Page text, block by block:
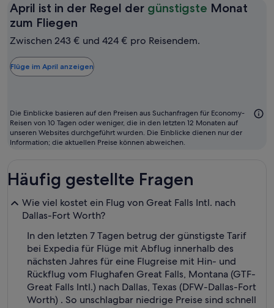
April ist in der Regel der günstigste Monat
zum Fliegen
ist
der
Regel
günstigste
Monat
zum
Zwischen 243 € und 424 € pro Reisendem.
Flüge im April anzeigen
Die Einblicke basieren auf den Preisen aus Suchanfragen für Economy-
Reisen von 10 Tagen oder weniger, die in den letzten 12 Monaten auf
unseren Websites durchgeführt wurden. Die Einblicke dienen nur der
Information; die aktuellen Preise können abweichen.
Häufig gestellte Fragen
Wie viel kostet ein Flug von Great Falls Intl. nach
Dallas-Fort Worth?
In den letzten 7 Tagen betrug der günstigste Tarif
bei Expedia für Flüge mit Abflug innerhalb des
nächsten Jahres für eine Flugreise mit Hin- und
Rückflug vom Flughafen Great Falls, Montana (GTF-
Great Falls Intl.) nach Dallas, Texas (DFW-Dallas-Fort
Worth) . So unschlagbar niedrige Preise sind schnell